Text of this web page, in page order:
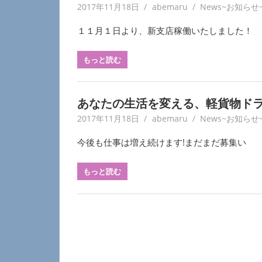
2017年11月18日 abemaru News~お知らせ
１１月１日より、新支店稼働いたしました！
もっと読む
あなたの生活を変える、軽貨物ド
2017年11月18日 abemaru News~お知らせ
今後も仕事は増え続けます!まだまだ募集い
もっと読む